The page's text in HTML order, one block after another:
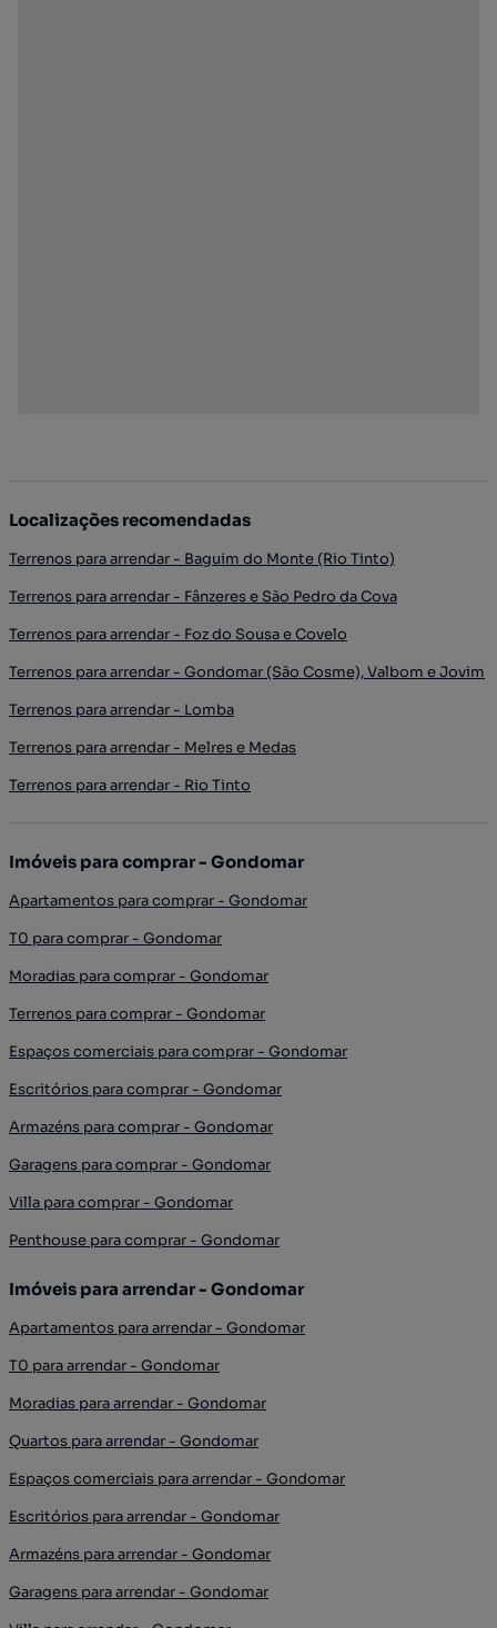
Localizações recomendadas
Terrenos para arrendar - Baguim do Monte (Rio Tinto)
Terrenos para arrendar - Fânzeres e São Pedro da Cova
Terrenos para arrendar - Foz do Sousa e Covelo
Terrenos para arrendar - Gondomar (São Cosme), Valbom e Jovim
Terrenos para arrendar - Lomba
Terrenos para arrendar - Melres e Medas
Terrenos para arrendar - Rio Tinto
Imóveis para comprar - Gondomar
Apartamentos para comprar - Gondomar
T0 para comprar - Gondomar
Moradias para comprar - Gondomar
Terrenos para comprar - Gondomar
Espaços comerciais para comprar - Gondomar
Escritórios para comprar - Gondomar
Armazéns para comprar - Gondomar
Garagens para comprar - Gondomar
Villa para comprar - Gondomar
Penthouse para comprar - Gondomar
Imóveis para arrendar - Gondomar
Apartamentos para arrendar - Gondomar
T0 para arrendar - Gondomar
Moradias para arrendar - Gondomar
Quartos para arrendar - Gondomar
Espaços comerciais para arrendar - Gondomar
Escritórios para arrendar - Gondomar
Armazéns para arrendar - Gondomar
Garagens para arrendar - Gondomar